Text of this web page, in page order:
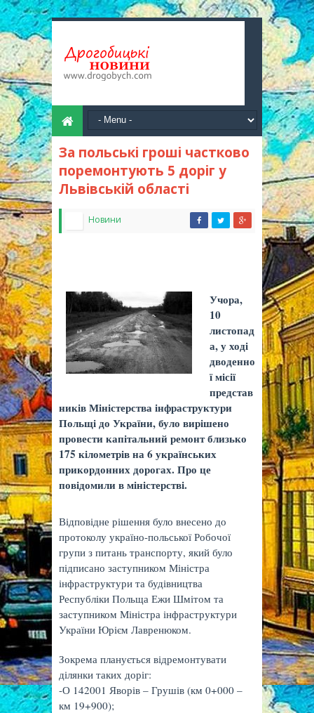
За польські гроші частково
поремонтують 5 доріг у
Львівській області
Новини
Учора,
10
листопад
а, у ході
дводенно
ї місії
представ
ників Міністерства інфраструктури
Польщі до України, було вирішено
провести капітальний ремонт близько
175 кілометрів на 6 українських
прикордонних дорогах. Про це
повідомили в міністерстві.
Відповідне рішення було внесено до
протоколу україно-польської Робочої
групи з питань транспорту, який було
підписано заступником Міністра
інфраструктури та будівництва
Республіки Польща Ежи Шмітом та
заступником Міністра інфраструктури
України Юрієм Лавренюком.
Зокрема планується відремонтувати
ділянки таких доріг:
-О 142001 Яворів – Грушів (км 0+000 –
км 19+900);